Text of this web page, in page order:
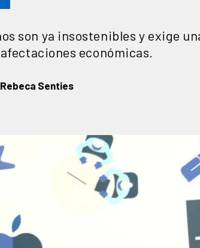
son ya insostenibles y exige
económicas.
Rebeca Senties